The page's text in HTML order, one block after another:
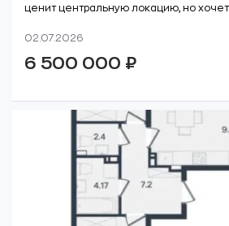
ценит центральную локацию, но
02.07.2026
6 500 000 ₽